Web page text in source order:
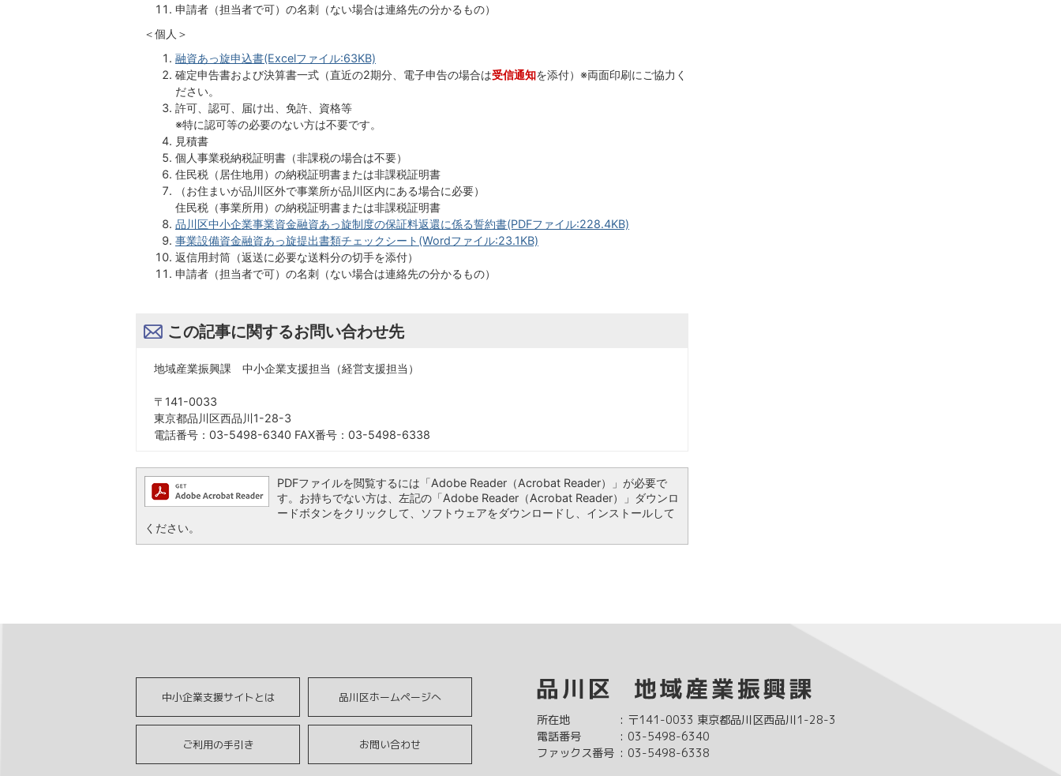
申請者（担当者で可）の名刺（ない場合は連絡先の分かるもの）
＜個人＞
融資あっ旋申込書(Excelファイル:63KB)
確定申告書および決算書一式（直近の2期分、電子申告の場合は受信通知を添付）※両面印刷にご協力く
ださい。
許可、認可、届け出、免許、資格等
※特に認可等の必要のない方は不要です。
見積書
個人事業税納税証明書（非課税の場合は不要）
住民税（居住地用）の納税証明書または非課税証明書
（お住まいが品川区外で事業所が品川区内にある場合に必要）
住民税（事業所用）の納税証明書または非課税証明書
品川区中小企業事業資金融資あっ旋制度の保証料返還に係る誓約書(PDFファイル:228.4KB)
事業設備資金融資あっ旋提出書類チェックシート(Wordファイル:23.1KB)
返信用封筒（返送に必要な送料分の切手を添付）
申請者（担当者で可）の名刺（ない場合は連絡先の分かるもの）
この記事に関するお問い合わせ先
地域産業振興課 中小企業支援担当（経営支援担当）
〒141-0033
東京都品川区西品川1-28-3
電話番号：03-5498-6340 FAX番号：03-5498-6338
PDFファイルを閲覧するには「Adobe Reader（Acrobat Reader）」が必要で
す。お持ちでない方は、左記の「Adobe Reader（Acrobat Reader）」ダウンロ
ードボタンをクリックして、ソフトウェアをダウンロードし、インストールして
ください。
所在地 : 〒141-0033 東京都品川区西品川1-28-3
電話番号
: 03-5498-6340
ファックス番号 : 03-5498-6338
中小企業支援サイトとは 品川区ホームページへ
ご利用の手引き お問い合わせ